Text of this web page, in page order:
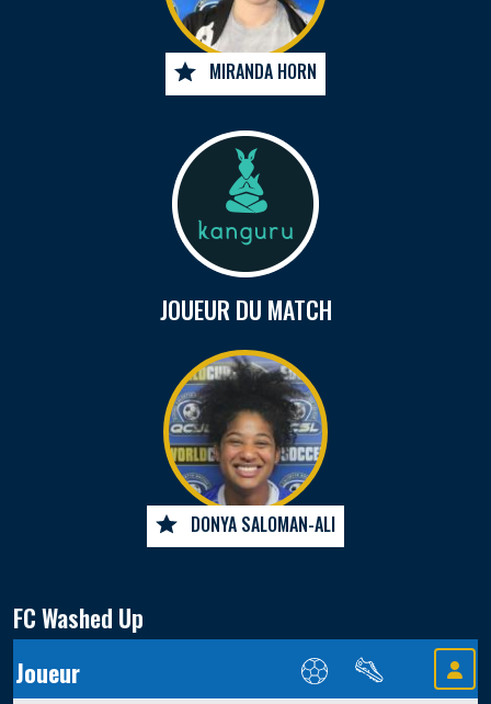
MIRANDA HORN
JOUEUR DU MATCH
DONYA SALOMAN-ALI
FC Washed Up
Joueur